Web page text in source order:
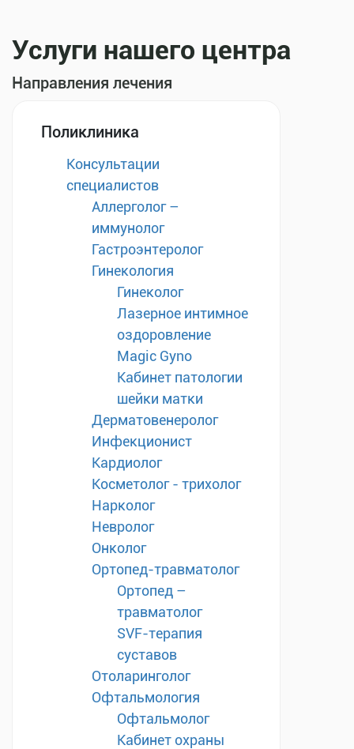
Услуги нашего центра
Направления лечения
Поликлиника
Консультации
специалистов
Аллерголог –
иммунолог
Гастроэнтеролог
Гинекология
Гинеколог
Лазерное интимное
оздоровление
Magic Gyno
Кабинет патологии
шейки матки
Дерматовенеролог
Инфекционист
Кардиолог
Косметолог - трихолог
Нарколог
Невролог
Онколог
Ортопед-травматолог
Ортопед –
травматолог
SVF-терапия
суставов
Отоларинголог
Офтальмология
Офтальмолог
Кабинет охраны